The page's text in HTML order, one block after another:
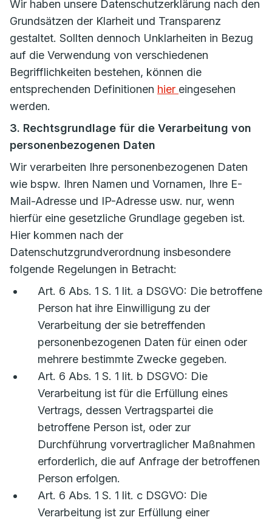
Wir haben unsere Datenschutzerklärung nach den
Grundsätzen der Klarheit und Transparenz
gestaltet. Sollten dennoch Unklarheiten in Bezug
auf die Verwendung von verschiedenen
Begrifflichkeiten bestehen, können die
entsprechenden Definitionen hier eingesehen
werden.
3. Rechtsgrundlage für die Verarbeitung von
personenbezogenen Daten
Wir verarbeiten Ihre personenbezogenen Daten
wie bspw. Ihren Namen und Vornamen, Ihre E-
Mail-Adresse und IP-Adresse usw. nur, wenn
hierfür eine gesetzliche Grundlage gegeben ist.
Hier kommen nach der
Datenschutzgrundverordnung insbesondere
folgende Regelungen in Betracht:
Art. 6 Abs. 1 S. 1 lit. a DSGVO: Die betroffene
Person hat ihre Einwilligung zu der
Verarbeitung der sie betreffenden
personenbezogenen Daten für einen oder
mehrere bestimmte Zwecke gegeben.
Art. 6 Abs. 1 S. 1 lit. b DSGVO: Die
Verarbeitung ist für die Erfüllung eines
Vertrags, dessen Vertragspartei die
betroffene Person ist, oder zur
Durchführung vorvertraglicher Maßnahmen
erforderlich, die auf Anfrage der betroffenen
Person erfolgen.
Art. 6 Abs. 1 S. 1 lit. c DSGVO: Die
Verarbeitung ist zur Erfüllung einer